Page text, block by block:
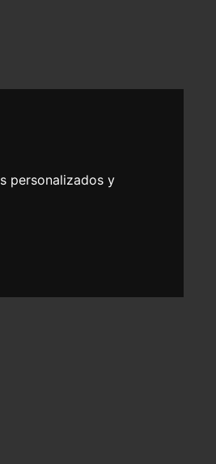
personalizados y